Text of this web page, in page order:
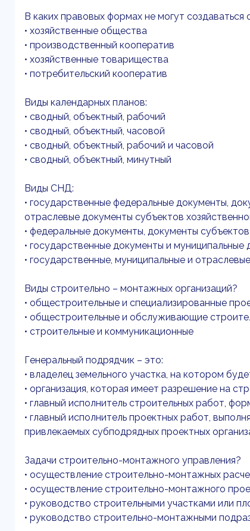
В каких правовых формах не могут создаваться
• хозяйственные общества
• производственный кооператив
• хозяйственные товарищества
• потребительский кооператив
Виды календарных планов:
• сводный, объектный, рабочий
• сводный, объектный, часовой
• сводный, объектный, рабочий и часовой
• сводный, объектный, минутный
Виды СНД:
• государственные федеральные документы,
отраслевые документы субъектов
• федеральные документы, документы
• государственные документы и муниципальные
• государственные, муниципальные и
Виды строительно – монтажных организаций?
• общестроительные и специализированные
• общестроительные и обслуживающие
• строительные и коммуникационные
Генеральный подрядчик – это:
• владелец земельного участка, на котором
• организация, которая имеет разрешение на
• главный исполнитель строительных работ,
• главный исполнитель проектных работ,
привлекаемых субподрядных проектных
Задачи строительно-монтажного управления?
• осуществление строительно-монтажных
• осуществление строительно-монтажного
• руководство строительными участками или
• руководство строительно-монтажными